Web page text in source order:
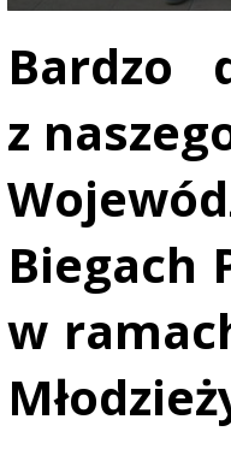
Bardzo
z
Biegach
w